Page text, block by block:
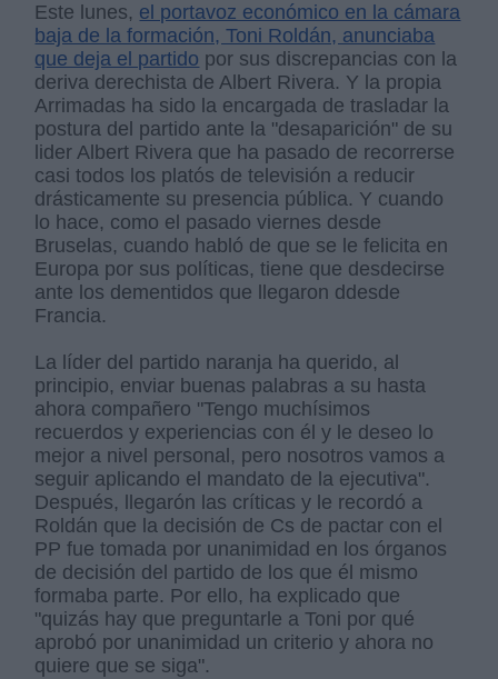
Este lunes, el portavoz económico en la cámara
baja de la formación, Toni Roldán, anunciaba
que deja el partido por sus discrepancias con la
deriva derechista de Albert Rivera. Y la propia
Arrimadas ha sido la encargada de trasladar la
postura del partido ante la "desaparición" de su
lider Albert Rivera que ha pasado de recorrerse
casi todos los platós de televisión a reducir
drásticamente su presencia pública. Y cuando
lo hace, como el pasado viernes desde
Bruselas, cuando habló de que se le felicita en
Europa por sus políticas, tiene que desdecirse
ante los dementidos que llegaron ddesde
Francia.
La líder del partido naranja ha querido, al
principio, enviar buenas palabras a su hasta
ahora compañero "Tengo muchísimos
recuerdos y experiencias con él y le deseo lo
mejor a nivel personal, pero nosotros vamos a
seguir aplicando el mandato de la ejecutiva".
Después, llegarón las críticas y le recordó a
Roldán que la decisión de Cs de pactar con el
PP fue tomada por unanimidad en los órganos
de decisión del partido de los que él mismo
formaba parte. Por ello, ha explicado que
"quizás hay que preguntarle a Toni por qué
aprobó por unanimidad un criterio y ahora no
quiere que se siga".